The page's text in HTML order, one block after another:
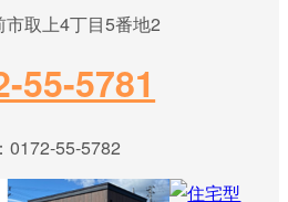
市取上4丁目5番地2
55-5781
0172-55-5782